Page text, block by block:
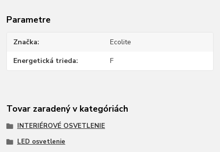
Parametre
Značka Ecolite
Energetická trieda F
Tovar zaradený v kategóriách
INTERIÉROVÉ OSVETLENIE
LED osvetlenie